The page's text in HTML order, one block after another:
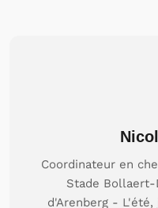
Coordinateur en
Stade
d'Arenberg -